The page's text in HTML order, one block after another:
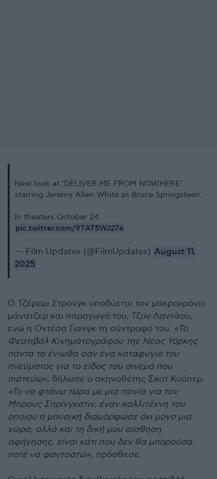
New look at ‘DELIVER ME FROM NOWHERE’
starring Jeremy Allen White as Bruce Springsteen.
In theaters October 24.
pic.twitter.com/9TAT5WJ27a
— Film Updates (@FilmUpdates) August 11,
2025
Ο Τζέρεμι Στρονγκ υποδύεται τον μακροχρόνιο
μάνατζερ και παραγωγό του, Τζον Λαντάου,
ενώ η Οντέσα Γιανγκ τη σύντροφό του. «Το
Φεστιβάλ Κινηματογράφου της Νέας Υόρκης
πάντα το ένιωθα σαν ένα καταφύγιο του
πνεύματος για το είδος του σινεμά που
πιστεύω», δήλωσε ο σκηνοθέτης Σκοτ Κούπερ.
«Το να φτάνω τώρα με μια ταινία για τον
Μπρους Σπρίνγκστιν, έναν καλλιτέχνη του
οποίου η μουσική διαμόρφωσε όχι μόνο μια
χώρα, αλλά και τη δική μου αίσθηση
αφήγησης, είναι κάτι που δεν θα μπορούσα
ποτέ να φανταστώ», πρόσθεσε.